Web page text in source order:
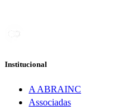
Institucional
A ABRAINC
Associadas